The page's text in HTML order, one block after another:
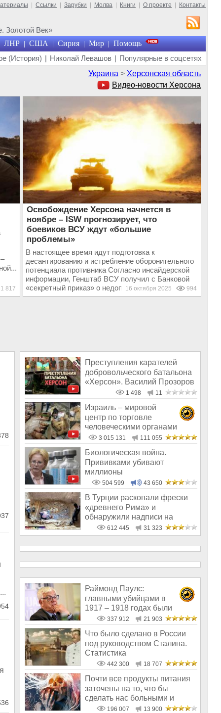
Ссылки Зарубки Молва Книги О проекте Контакты
Золотой Век»
ЛНР | США | Сирия | Мир | Помощь
(История) | Николай Левашов | Популярные в соцсетях
Украина > Херсонская область
Видео-новости Херсона
817
Освобождение Херсона начнется в
ноябре – ISW прогнозирует, что
боевиков ВСУ ждут «большие
проблемы»
В настоящее время идут подготовка к
десантированию и истребление оборонительного
потенциала противника Согласно инсайдерской
информации, Генштаб ВСУ получил с Банковой
«секретный приказ» о недопущении русского...
16 октября 2025 994
Преступления карателей
добровольческого батальона
«Херсон». Василий Прозоров
1 498 11
Израиль – мировой
центр по торговле
человеческими органами
3 015 131 111 055
Биологическая война.
Прививками убивают
миллионы
504 599 43 650
В Турции раскопали фрески
«древнего Рима» и
обнаружили надписи на
Русском!612 445 31 323
Раймонд Паулс:
главными убийцами в
1917 – 1918 годах были
латыши и евреи, а не русс
337 912 21 903
Что было сделано в России
под руководством Сталина.
Статистика
442 300 18 707
Почти все продукты питания
заточены на то, что бы
сделать нас больными и
бесплодным
196 007 13 900